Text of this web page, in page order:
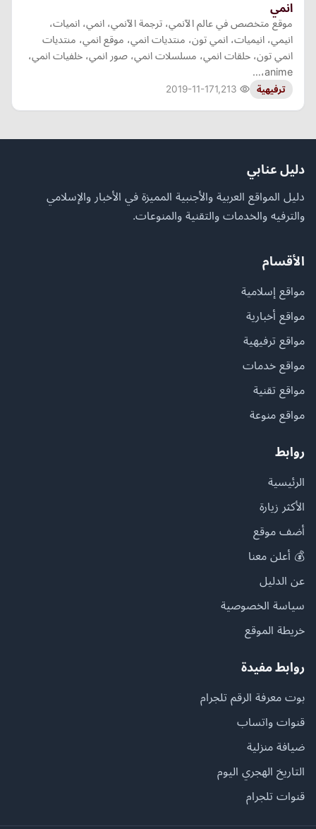
انمي
موقع متخصص في عالم الآنمي، ترجمة الآنمي، انمي، انميات،
انيمي، انيميات، انمي تون، منتديات انمي، موقع انمي، منتديات
انمي تون، حلقات انمي، مسلسلات انمي، صور انمي، خلفيات انمي،
anime،…
ترفيهية 2019-11-17
دليل عنابي
دليل المواقع العربية والأجنبية المميزة في الأخبار والإسلامي
والترفيه والخدمات والتقنية والمنوعات.
الأقسام
مواقع إسلامية
مواقع أخبارية
مواقع ترفيهية
مواقع خدمات
مواقع تقنية
مواقع منوعة
روابط
الرئيسية
الأكثر زيارة
أضف موقع
💰 أعلن معنا
عن الدليل
سياسة الخصوصية
خريطة الموقع
روابط مفيدة
بوت معرفة الرقم تلجرام
قنوات واتساب
ضيافة منزلية
التاريخ الهجري اليوم
قنوات تلجرام